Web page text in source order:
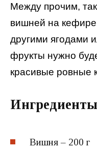
Между прочим,
вишней на кефире
другими ягодами
фрукты нужно
красивые ровные
Вишня – 200 г